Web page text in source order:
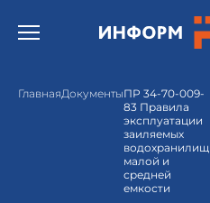
Открыть бургер меню.
ГлавнаяДокументыПР 34-70-009-
83 Правила
эксплуатации
заиляемых
водохранилищ
малой и
средней
емкости